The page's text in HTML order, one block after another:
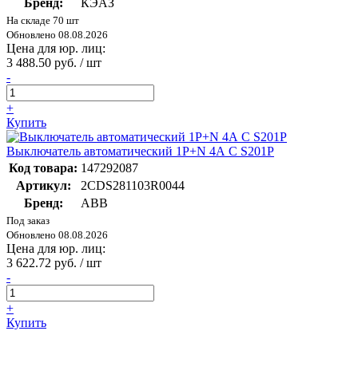
Бренд:
КЭАЗ
На складе 70 шт
Обновлено 08.08.2026
Цена для юр. лиц:
3 488.50 руб. / шт
-
+
Купить
Выключатель автоматический 1P+N 4А C S201P
Код товара: 147292087
Артикул:
2CDS281103R0044
Бренд:
ABB
Под заказ
Обновлено 08.08.2026
Цена для юр. лиц:
3 622.72 руб. / шт
-
+
Купить